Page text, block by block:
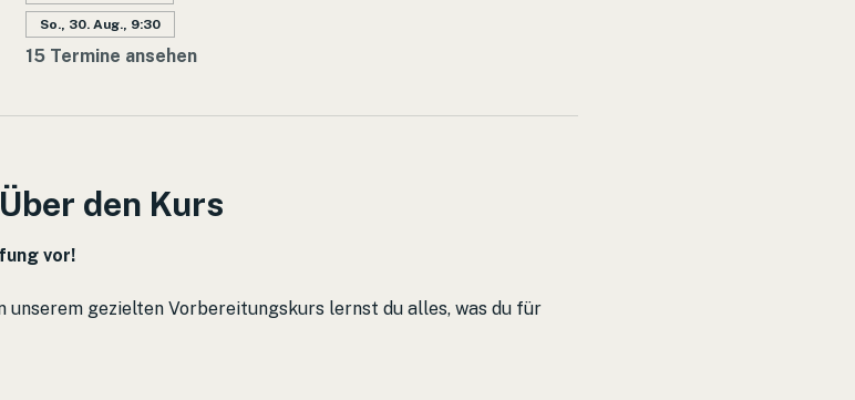
So., 30. Aug., 9:30
15 Termine ansehen
Über den Kurs
vor!
unserem gezielten Vorbereitungskurs lernst du alles, was du für